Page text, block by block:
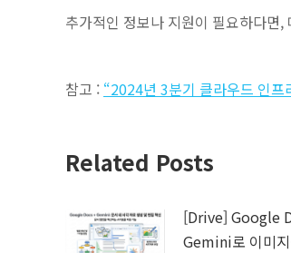
추가적인 정보나 지원이 필요하다면
참고 : “2024년 3분기 클라우드 인프
Related Posts
[Drive] Google
Gemini로 이미지